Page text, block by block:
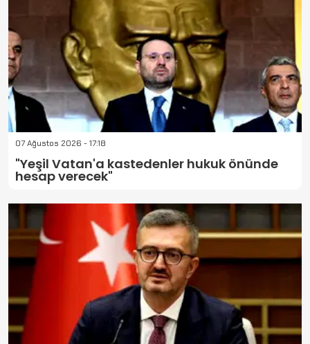
07 Ağustos 2026 - 17:18
"Yeşil Vatan'a kastedenler hukuk önünde
hesap verecek"